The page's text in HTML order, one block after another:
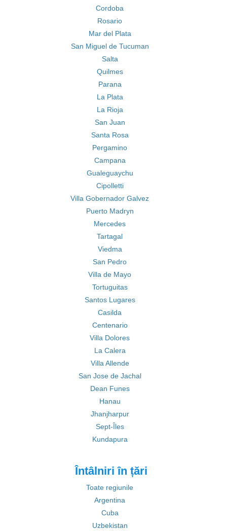
Cordoba
Rosario
Mar del Plata
San Miguel de Tucuman
Salta
Quilmes
Parana
La Plata
La Rioja
San Juan
Santa Rosa
Pergamino
Campana
Gualeguaychu
Cipolletti
Villa Gobernador Galvez
Puerto Madryn
Mercedes
Tartagal
Viedma
San Pedro
Villa de Mayo
Tortuguitas
Santos Lugares
Casilda
Centenario
Villa Dolores
La Calera
Villa Allende
San Jose de Jachal
Dean Funes
Hanau
Jhanjharpur
Sept-Îles
Kundapura
Întâlniri în țări
Toate regiunile
Argentina
Cuba
Uzbekistan